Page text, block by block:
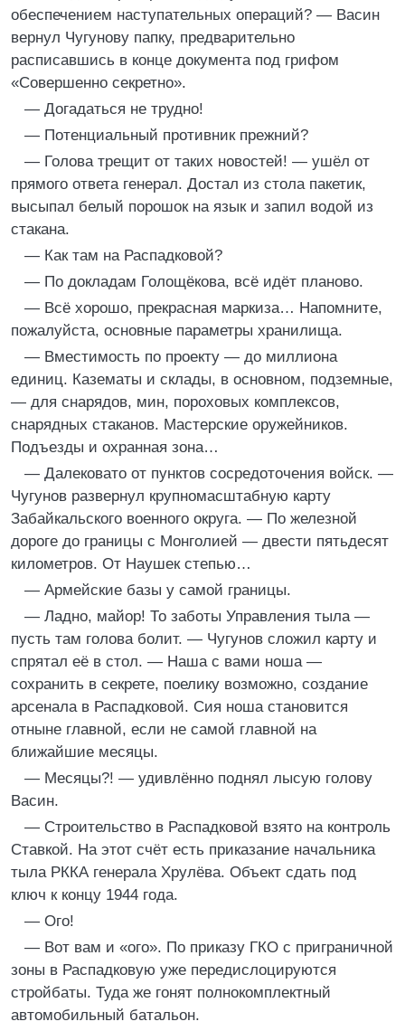
обеспечением наступательных операций? — Васин
вернул Чугунову папку, предварительно
расписавшись в конце документа под грифом
«Совершенно секретно».
— Догадаться не трудно!
— Потенциальный противник прежний?
— Голова трещит от таких новостей! — ушёл от
прямого ответа генерал. Достал из стола пакетик,
высыпал белый порошок на язык и запил водой из
стакана.
— Как там на Распадковой?
— По докладам Голощёкова, всё идёт планово.
— Всё хорошо, прекрасная маркиза… Напомните,
пожалуйста, основные параметры хранилища.
— Вместимость по проекту — до миллиона
единиц. Казематы и склады, в основном, подземные,
— для снарядов, мин, пороховых комплексов,
снарядных стаканов. Мастерские оружейников.
Подъезды и охранная зона…
— Далековато от пунктов сосредоточения войск. —
Чугунов развернул крупномасштабную карту
Забайкальского военного округа. — По железной
дороге до границы с Монголией — двести пятьдесят
километров. От Наушек степью…
— Армейские базы у самой границы.
— Ладно, майор! То заботы Управления тыла —
пусть там голова болит. — Чугунов сложил карту и
спрятал её в стол. — Наша с вами ноша —
сохранить в секрете, поелику возможно, создание
арсенала в Распадковой. Сия ноша становится
отныне главной, если не самой главной на
ближайшие месяцы.
— Месяцы?! — удивлённо поднял лысую голову
Васин.
— Строительство в Распадковой взято на контроль
Ставкой. На этот счёт есть приказание начальника
тыла РККА генерала Хрулёва. Объект сдать под
ключ к концу 1944 года.
— Ого!
— Вот вам и «ого». По приказу ГКО с приграничной
зоны в Распадковую уже передислоцируются
стройбаты. Туда же гонят полнокомплектный
автомобильный батальон.